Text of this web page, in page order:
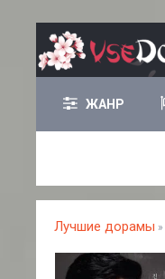
ЖАНР
Лучшие дорамы »